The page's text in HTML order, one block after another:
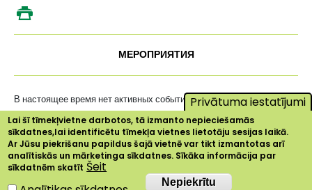
МЕРОПРИЯТИЯ
В настоящее время нет активных событий ...Privātuma iestatījumi
Lai šī tīmekļvietne darbotos, tā izmanto nepieciešamās
sīkdatnes,lai identificētu tīmekļa vietnes lietotāju sesijas laikā.
Ar Jūsu piekrišanu papildus šajā vietnē var tikt izmantotas arī
analītiskās un mārketinga sīkdatnes. Sīkāka informācija par
sīkdatnēm skatīt Šeit
Nepiekrītu
Nepiekrītu